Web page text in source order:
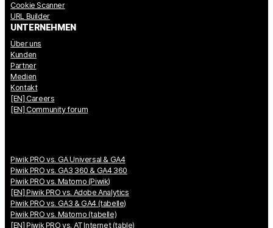
Cookie Scanner
URL Builder
UNTERNEHMEN
Über uns
Kunden
Partner
Medien
Kontakt
[EN] Careers
[EN] Community forum
Piwik PRO vs. GA Universal & GA4
Piwik PRO vs. GA3 360 & GA4 360
Piwik PRO vs. Matomo (Piwik)
[EN] Piwik PRO vs. Adobe Analytics
Piwik PRO vs. GA3 & GA4 (tabelle)
Piwik PRO vs. Matomo (tabelle)
[EN] Piwik PRO vs. AT Internet (table)